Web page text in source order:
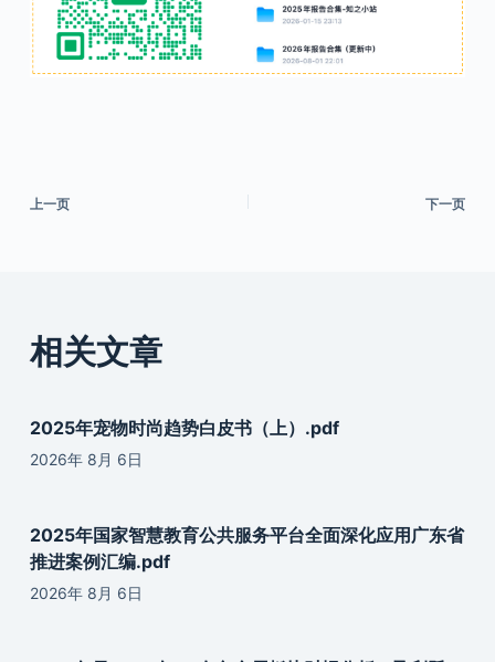
上一页 下一页
相关文章
2025年宠物时尚趋势白皮书（上）.pdf
2026年 8月 6日
2025年国家智慧教育公共服务平台全面深化应用广东省
推进案例汇编.pdf
2026年 8月 6日